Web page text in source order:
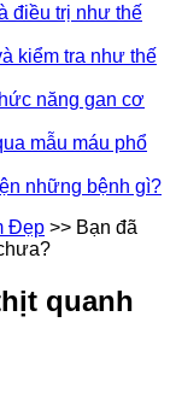
điều trị như thế
kiểm tra như thế
năng gan cơ
mẫu máu phổ
những bệnh gì?
Đẹp >> Bạn đã
quanh